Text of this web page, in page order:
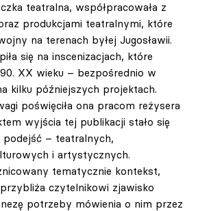
teatralna, współpracowała z
produkcjami teatralnymi, które
na terenach byłej Jugosławii.
się na inscenizacjach, które
XX wieku – bezpośrednio w
kilku późniejszych projektach.
poświęciła ona pracom reżysera
wyjścia tej publikacji stało się
podejść – teatralnych,
i artystycznych.
tematycznie kontekst,
czytelnikowi zjawisko
potrzeby mówienia o nim przez